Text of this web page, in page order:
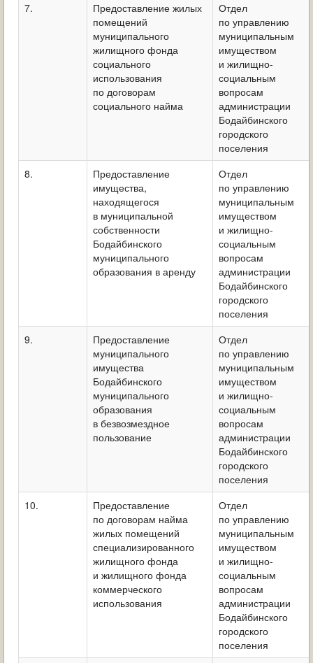
7.
Предоставление жилых
помещений
муниципального
жилищного фонда
социального
использования
по договорам
социального найма
Отдел
по управлению
муниципальным
имуществом
и жилищно-
социальным
вопросам
администрации
Бодайбинского
городского
поселения
8.
Предоставление
имущества,
находящегося
в муниципальной
собственности
Бодайбинского
муниципального
образования в аренду
Отдел
по управлению
муниципальным
имуществом
и жилищно-
социальным
вопросам
администрации
Бодайбинского
городского
поселения
9.
Предоставление
муниципального
имущества
Бодайбинского
муниципального
образования
в безвозмездное
пользование
Отдел
по управлению
муниципальным
имуществом
и жилищно-
социальным
вопросам
администрации
Бодайбинского
городского
поселения
10.
Предоставление
по договорам найма
жилых помещений
специализированного
жилищного фонда
и жилищного фонда
коммерческого
использования
Отдел
по управлению
муниципальным
имуществом
и жилищно-
социальным
вопросам
администрации
Бодайбинского
городского
поселения